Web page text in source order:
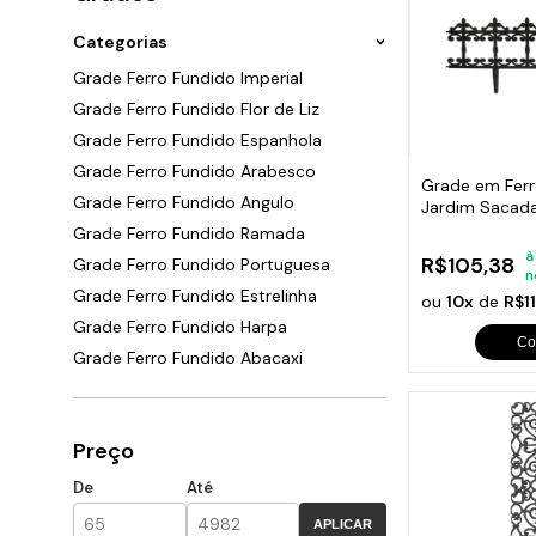
Categorias
Grade Ferro Fundido Imperial
Grade Ferro Fundido Flor de Liz
Grade Ferro Fundido Espanhola
Grade Ferro Fundido Arabesco
Grade Ferro Fundido Angulo
Grade Ferro Fundido Ramada
Grade Ferro Fundido Portuguesa
Grade Ferro Fundido Estrelinha
Grade Ferro Fundido Harpa
Grade Ferro Fundido Abacaxi
Preço
De Até
APLICAR
Grade em
Jardim
R$105,38
ou10x de